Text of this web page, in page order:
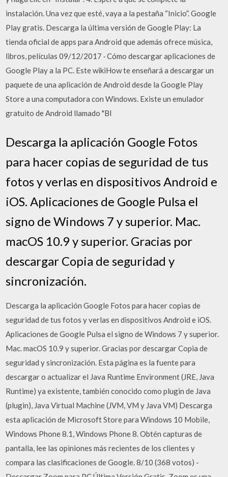
instalación. Una vez que esté, vaya a la pestaña “Inicio”. Google
Play gratis. Descarga la última versión de Google Play: La
tienda oficial de apps para Android que además ofrece música,
libros, películas 09/12/2017 · Cómo descargar aplicaciones de
Google Play a la PC. Este wikiHow te enseñará a descargar un
paquete de una aplicación de Android desde la Google Play
Store a una computadora con Windows. Existe un emulador
gratuito de Android llamado "Bl
Descarga la aplicación Google Fotos
para hacer copias de seguridad de tus
fotos y verlas en dispositivos Android e
iOS. Aplicaciones de Google Pulsa el
signo de Windows 7 y superior. Mac.
macOS 10.9 y superior. Gracias por
descargar Copia de seguridad y
sincronización.
Descarga la aplicación Google Fotos para hacer copias de
seguridad de tus fotos y verlas en dispositivos Android e iOS.
Aplicaciones de Google Pulsa el signo de Windows 7 y superior.
Mac. macOS 10.9 y superior. Gracias por descargar Copia de
seguridad y sincronización. Esta página es la fuente para
descargar o actualizar el Java Runtime Environment (JRE, Java
Runtime) ya existente, también conocido como plugin de Java
(plugin), Java Virtual Machine (JVM, VM y Java VM) Descarga
esta aplicación de Microsoft Store para Windows 10 Mobile,
Windows Phone 8.1, Windows Phone 8. Obtén capturas de
pantalla, lee las opiniones más recientes de los clientes y
compara las clasificaciones de Google. 8/10 (368 votos) -